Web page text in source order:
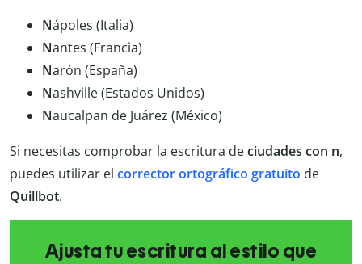
Nápoles (Italia)
Nantes (Francia)
Narón (España)
Nashville (Estados Unidos)
Naucalpan de Juárez (México)
Si necesitas comprobar la escritura deciudades con n,
puedes utilizar el corrector ortográfico gratuito de
Quillbot.
Ajusta tu escritura al estilo que